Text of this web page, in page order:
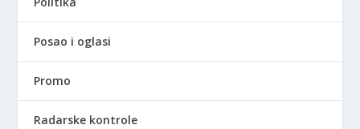
Posao i oglasi
Promo
Radarske kontrole